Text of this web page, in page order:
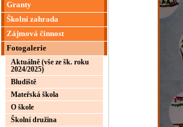
Granty
Školní zahrada
Zájmová činnost
Fotogalerie
Aktuálně (vše ze šk. roku
2024/2025)
Bludiště
Mateřská škola
O škole
Školní družina